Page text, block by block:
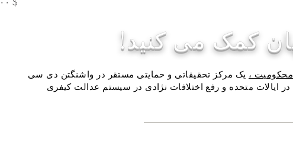
کمک می کنید!
محکومیت ، یک مرکز تحقیقاتی و حمایتی مستقر در واشنگتن دی سی
ایالات متحده و رفع اختلافات نژادی در سیستم عدالت کیفری